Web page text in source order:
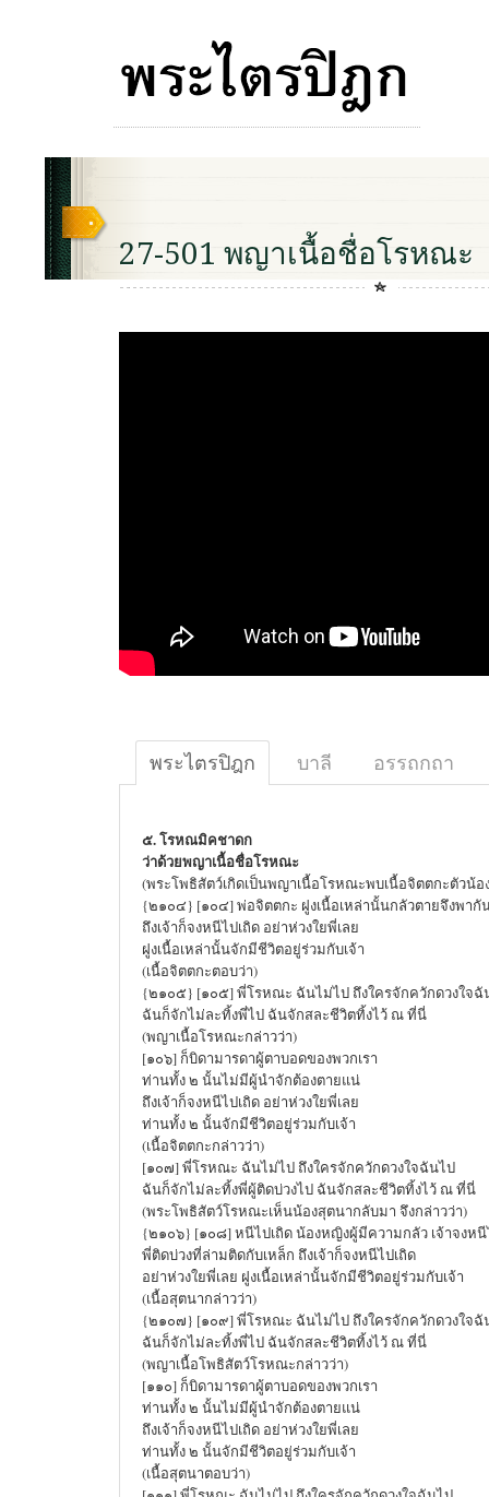
27-501 พญาเนื้อชื่อโรหณะ
พระไตรปิฎก บาลี อรรถกถา
๕. โรหณมิคชาดก
ว่าด้วยพญาเนื้อชื่อโรหณะ
(พระโพธิสัตว์เกิดเป็นพญาเนื้อโรหณะพบเนื้อจิตตกะตัวน้อ
{๒๑๐๔} [๑๐๔] พ่อจิตตกะ ฝูงเนื้อเหล่านั้นกลัวตายจึงพา
ถึงเจ้าก็จงหนีไปเถิด อย่าห่วงใยพี่เลย
ฝูงเนื้อเหล่านั้นจักมีชีวิตอยู่ร่วมกับเจ้า
(เนื้อจิตตกะตอบว่า)
{๒๑๐๕} [๑๐๕] พี่โรหณะ ฉันไม่ไป ถึงใครจักควักดวงใจฉั
ฉันก็จักไม่ละทิ้งพี่ไป ฉันจักสละชีวิตทิ้งไว้ ณ ที่นี่
(พญาเนื้อโรหณะกล่าวว่า)
[๑๐๖] ก็บิดามารดาผู้ตาบอดของพวกเรา
ท่านทั้ง ๒ นั้นไม่มีผู้นำจักต้องตายแน่
ถึงเจ้าก็จงหนีไปเถิด อย่าห่วงใยพี่เลย
ท่านทั้ง ๒ นั้นจักมีชีวิตอยู่ร่วมกับเจ้า
(เนื้อจิตตกะกล่าวว่า)
[๑๐๗] พี่โรหณะ ฉันไม่ไป ถึงใครจักควักดวงใจฉันไป
ฉันก็จักไม่ละทิ้งพี่ผู้ติดบ่วงไป ฉันจักสละชีวิตทิ้งไว้ ณ ที่นี่
(พระโพธิสัตว์โรหณะเห็นน้องสุตนากลับมา จึงกล่าวว่า)
{๒๑๐๖} [๑๐๘] หนีไปเถิด น้องหญิงผู้มีความกลัว เจ้าจงห
พี่ติดบ่วงที่ล่ามติดกับเหล็ก ถึงเจ้าก็จงหนีไปเถิด
อย่าห่วงใยพี่เลย ฝูงเนื้อเหล่านั้นจักมีชีวิตอยู่ร่วมกับเจ้า
(เนื้อสุตนากล่าวว่า)
{๒๑๐๗} [๑๐๙] พี่โรหณะ ฉันไม่ไป ถึงใครจักควักดวงใจฉั
ฉันก็จักไม่ละทิ้งพี่ไป ฉันจักสละชีวิตทิ้งไว้ ณ ที่นี่
(พญาเนื้อโพธิสัตว์โรหณะกล่าวว่า)
[๑๑๐] ก็บิดามารดาผู้ตาบอดของพวกเรา
ท่านทั้ง ๒ นั้นไม่มีผู้นำจักต้องตายแน่
ถึงเจ้าก็จงหนีไปเถิด อย่าห่วงใยพี่เลย
ท่านทั้ง ๒ นั้นจักมีชีวิตอยู่ร่วมกับเจ้า
(เนื้อสุตนาตอบว่า)